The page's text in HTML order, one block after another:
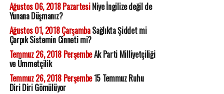
Ağustos 06, 2018 PazartesiNiye İngilize değil de
Yunana Düşmanız?
Ağustos 01, 2018 ÇarşambaSağlıkta Şiddet mi
Çarpık Sistemin Cinneti mi?
Temmuz 26, 2018 PerşembeAk Parti Milliyetçiliği
ve Ümmetçilik
Temmuz 26, 2018 Perşembe15 Temmuz Ruhu
Diri Diri Gömülüyor